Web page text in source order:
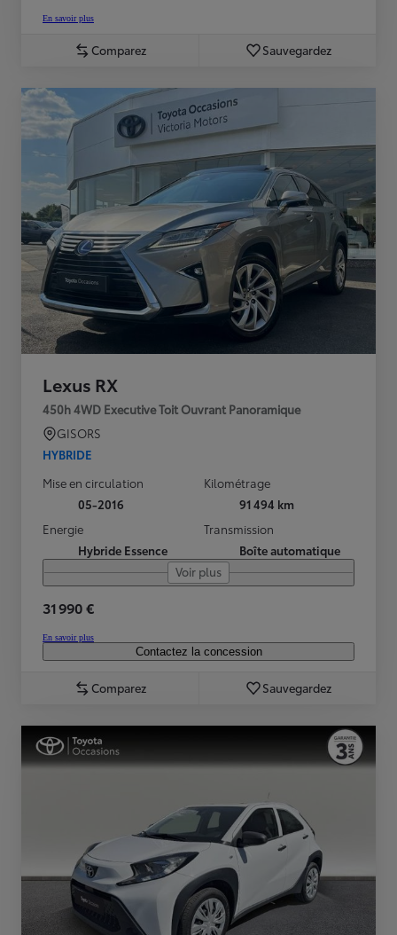
En savoir plus
Comparez Sauvegardez
Lexus RX
450h 4WD Executive Toit Ouvrant Panoramique
GISORS
HYBRIDE
Mise en circulation
05-2016
Kilométrage
91 494 km
Energie
Hybride Essence
Transmission
Boîte automatique
Voir plus
31 990 €
En savoir plus
Contactez la concession
Comparez Sauvegardez